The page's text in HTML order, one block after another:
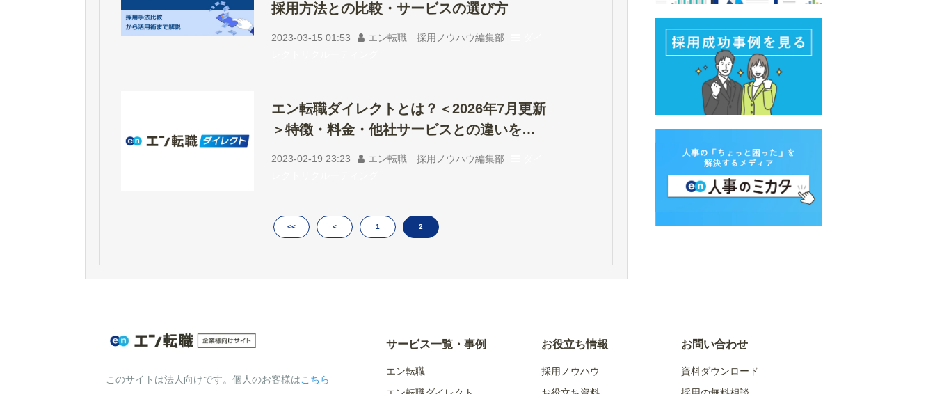
採用方法との比較・サービスの選び方
2023-03-15 01:53 エン転職 採用ノウハウ編集部
エン転職ダイレクトとは？＜2026年7月更新
＞特徴・料金・他社サービスとの違いを解
2023-02-19 23:23 エン転職 採用ノウハウ編集部
<< < 1 2
このサイトは法人向けです。個人のお客様はこちら
サービス一覧・事例
エン転職
お役立ち情報
採用ノウハウ
お問い合わせ
資料ダウンロード